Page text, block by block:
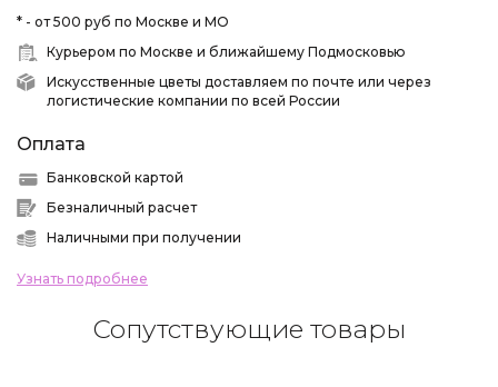
* - от 500 руб по Москве и МО
Курьером по Москве и ближайшему Подмосковью
Искусственные цветы доставляем по почте или через
логистические компании по всей России
Оплата
Банковской картой
Безналичный расчет
Наличными при получении
Узнать подробнее
Сопутствующие товары